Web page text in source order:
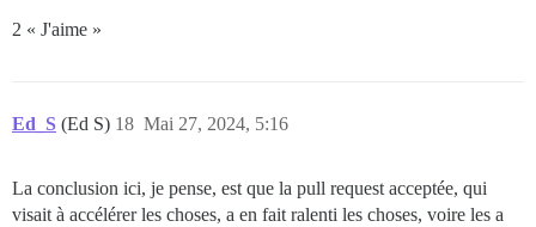
2 « J'aime »
Ed_S (Ed S) Mai 27, 2024, 5:16
18
La conclusion ici, je pense, est que la pull request acceptée, qui
visait à accélérer les choses, a en fait ralenti les choses, voire les a